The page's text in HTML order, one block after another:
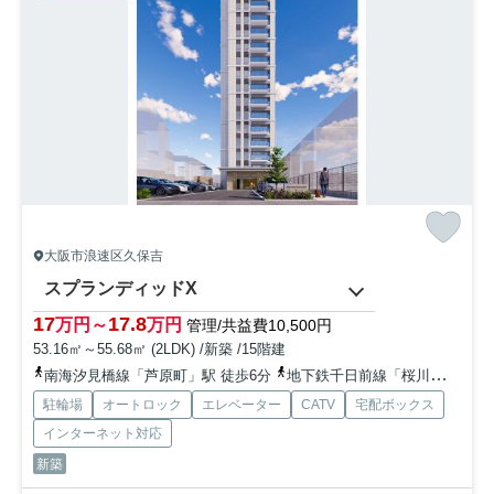
大阪市浪速区久保吉
スプランディッドX
17万円～17.8万円 管理/共益費10,500円
53.16㎡～55.68㎡ (2LDK) /新築 /15階建
南海汐見橋線「芦原町」駅 徒歩6分
地下鉄千日前線「桜川」駅 徒歩10分
駐輪場 オートロック エレベーター CATV
宅配ボックス
インターネット対応
新築